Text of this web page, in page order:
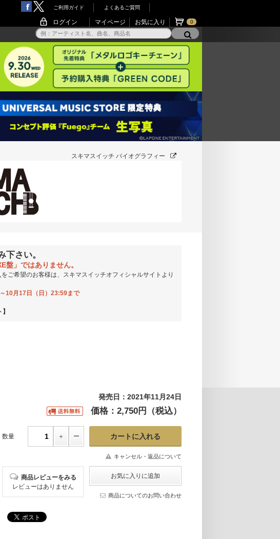
ご利用ガイド よくあるご質問
ログイン マイページ お気に入り 0
スキマスイッチ バイオグラフィー
下さい。
盤」ではありません。
ご希望のお客様は、スキマスイッチオフィシャルサイトより
10月17日（日）23:59まで
発売日：2021年11月24日
価格：2,750円（税込）
数量
キャンセル・返品について
商品レビューをみる
レビューはありません
商品についてのお問い合わせ